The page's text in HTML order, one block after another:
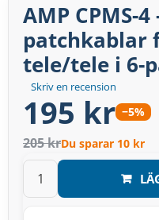
Skriv en recension
AMP CPMS-4
patchkablar
tele/tele i 6-
195 kr −5%
205 krDu sparar 10 kr